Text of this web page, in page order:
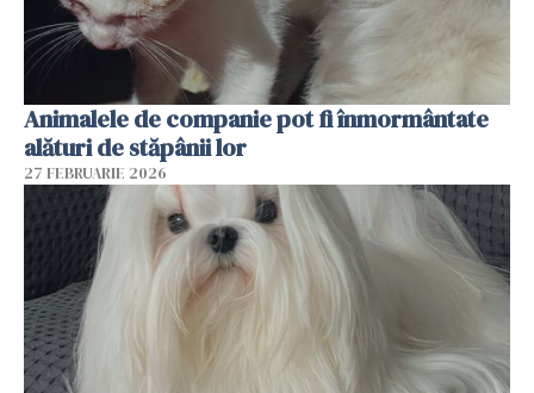
Animalele de companie pot fi înmormântate
alături de stăpânii lor
27 FEBRUARIE 2026